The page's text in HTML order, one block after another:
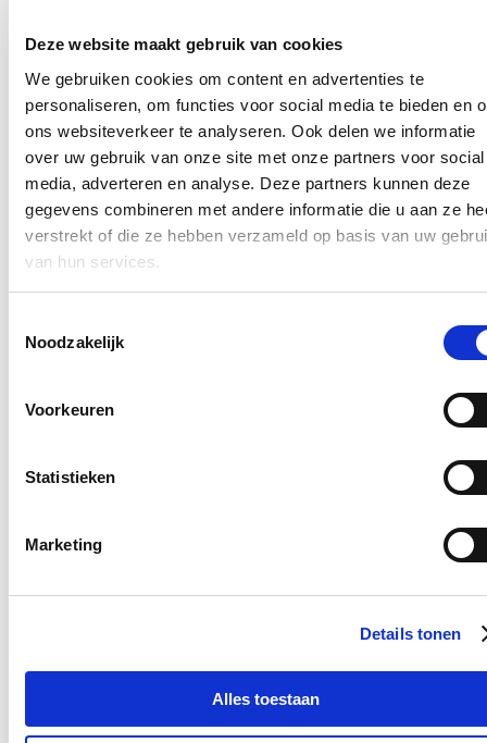
Deze website maakt gebruik van cookies
We gebruiken cookies om content en advertenties te
personaliseren, om functies voor social media te bieden en
ons websiteverkeer te analyseren. Ook delen we informatie
over uw gebruik van onze site met onze partners voor social
media, adverteren en analyse. Deze partners kunnen deze
gegevens combineren met andere informatie die u aan ze
verstrekt of die ze hebben verzameld op basis van uw
van hun services.
Noodzakelijk
Voorkeuren
Statistieken
Marketing
Details tonen
Alles toestaan
bovenstaand mailadres*
Klikhierom de privacyvoorwaarden te raadplegen
Nieuws
Aantal meldingen van agressief of ongewenst gedrag
stijgt fors binnen Vlaamse overheid: nieuwe regeling
dat dossiers tijdelijk kan opschorten in geval van
agressie voortaan van kracht
22/07/26
Dat blijkt
uit nieuwe cijfers van Vlaams minister van Bestuurszaken Hilde
kan er voortaan onmiddellijk en kordaat op worden gereageerd door
het voorval uitdrukkelijk mee te nemen bij de beoordeling van het
het nieuw Vlaams Dienstverleningscharter van de Vlaamse overheid
en werddeze week
via een omzendbrief gecommuniceerd naar alle
cohesie en betere integratie